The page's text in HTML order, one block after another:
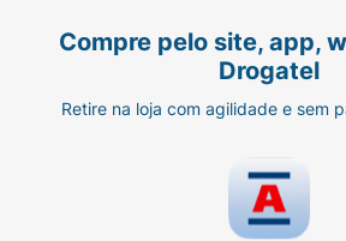
Compre pelo site, app,
Drogatel
Retire na loja com agilidade e sem